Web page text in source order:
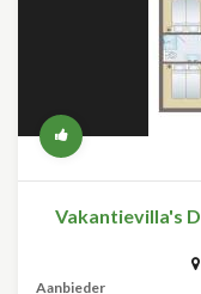
Vakantievilla's
Aanbieder